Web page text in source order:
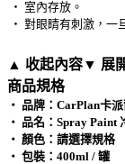
‧ 室內存放。
‧ 對眼睛有刺激，一
▲ 收起內容▼ 展
商品規格
‧ 品牌：CarPlan卡
‧ 品名：Spray Paint
‧ 顏色：請選擇規格
‧ 包裝：400ml / 罐